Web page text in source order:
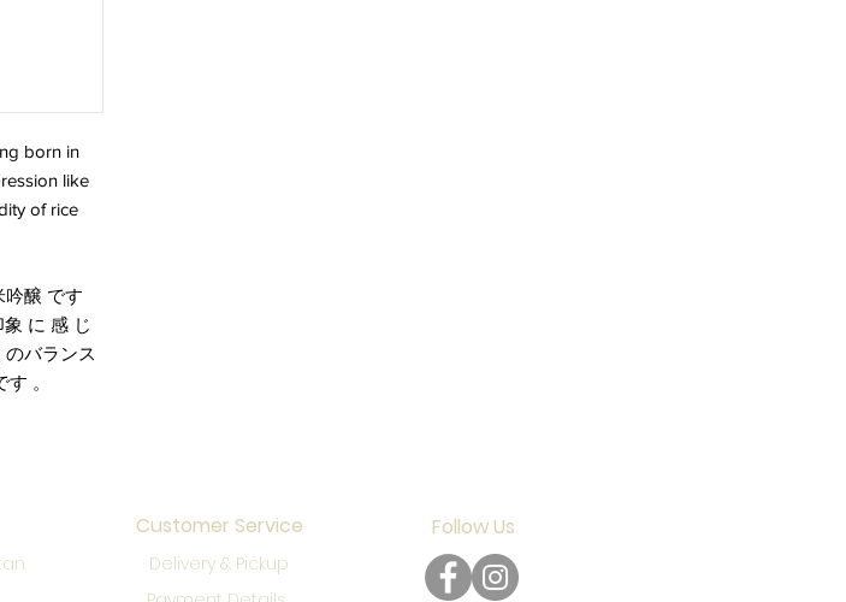
born in
like
of rice
吟醸 です
に 感 じ
バランス
。
Customer Service
Delivery & Pickup
Follow Us